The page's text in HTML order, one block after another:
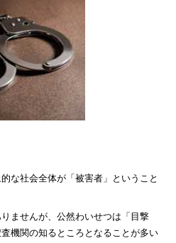
な社会全体が「被害者」ということ
ませんが、公然わいせつは「目撃
機関の知るところとなることが多い